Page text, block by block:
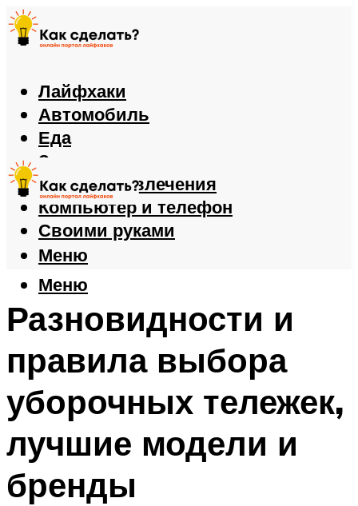
Лайфхаки
Автомобиль
Еда
Здоровье
Игры и развлечения
Компьютер и телефон
Своими руками
Меню
Меню
Разновидности и
правила выбора
уборочных тележек,
лучшие модели и
бренды